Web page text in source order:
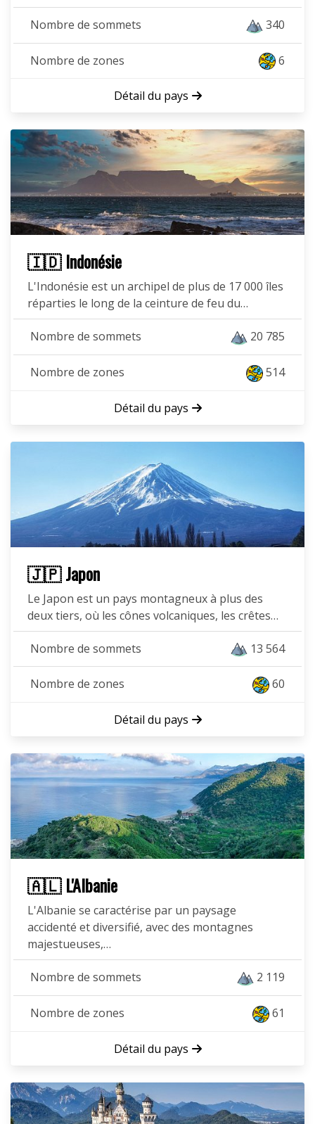
Nombre de sommets 340
Nombre de zones 6
Détail du pays
🇮🇩 Indonésie
L'Indonésie est un archipel de plus de 17 000 îles
réparties le long de la ceinture de feu du…
Nombre de sommets 20 785
Nombre de zones 514
Détail du pays
🇯🇵 Japon
Le Japon est un pays montagneux à plus des
deux tiers, où les cônes volcaniques, les crêtes…
Nombre de sommets 13 564
Nombre de zones 60
Détail du pays
🇦🇱 L'Albanie
L'Albanie se caractérise par un paysage
accidenté et diversifié, avec des montagnes
majestueuses,…
Nombre de sommets 2 119
Nombre de zones 61
Détail du pays